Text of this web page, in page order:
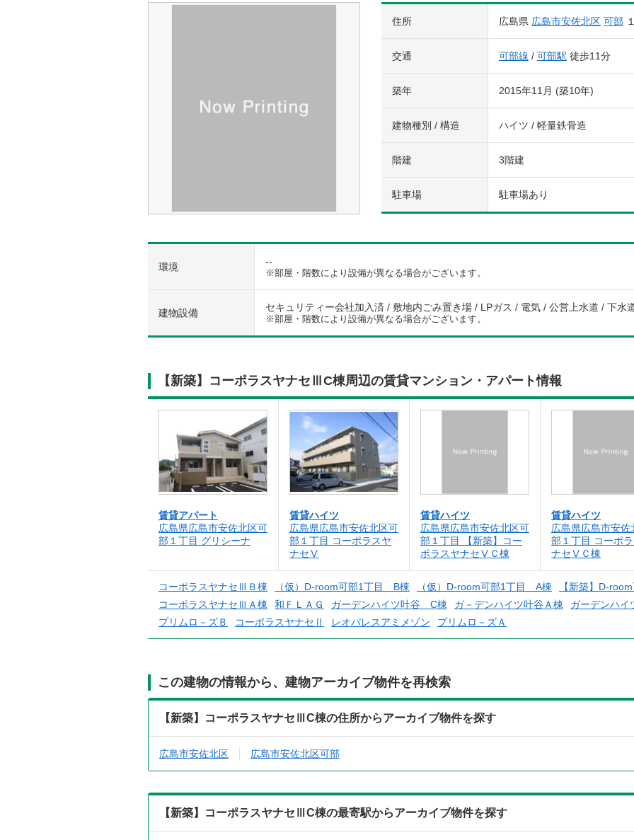
住所 広島県 広島市安佐北区 可部
交通 可部線 / 可部駅 徒歩11分
築年 2015年11月 (築10年)
建物種別 / 構造 ハイツ / 軽量鉄骨造
階建 3階建
駐車場 駐車場あり
環境 --
※部屋・階数により設備が異なる場合がございます。
建物設備 セキュリティー会社加入済 / 敷地内ごみ置き場 / LPガス / 電気 / 公営上水道 / 下水
※部屋・階数により設備が異なる場合がございます。
【新築】コーポラスヤナセⅢC棟周辺の賃貸マンション・アパート情報
賃貸アパート
広島県広島市安佐北区可
部１丁目 グリシーナ
賃貸ハイツ
広島県広島市安佐北区可
部１丁目 コーポラスヤ
ナセⅤ
賃貸ハイツ
広島県広島市安佐北区可
部１丁目 【新築】コー
ポラスヤナセⅤＣ棟
賃貸ハイツ
広島県広島市安佐
部１丁目 コーポ
ナセⅤＣ棟
コーポラスヤナセⅢＢ棟 （仮）D-room可部1丁目 B棟 （仮）D-room可部1丁目 A棟
【新築】D-
コーポラスヤナセⅢＡ棟
和ＦＬＡＧ ガーデンハイツ叶谷 C棟 ガ－デンハイツ叶谷Ａ棟
ガーデンハ
プリムロ－ズＢ
コーポラスヤナセⅡ レオパレスアミメゾン プリムロ－ズＡ
この建物の情報から、建物アーカイブ物件を再検索
【新築】コーポラスヤナセⅢC棟の住所からアーカイブ物件を探す
広島市安佐北区 広島市安佐北区可部
【新築】コーポラスヤナセⅢC棟の最寄駅からアーカイブ物件を探す